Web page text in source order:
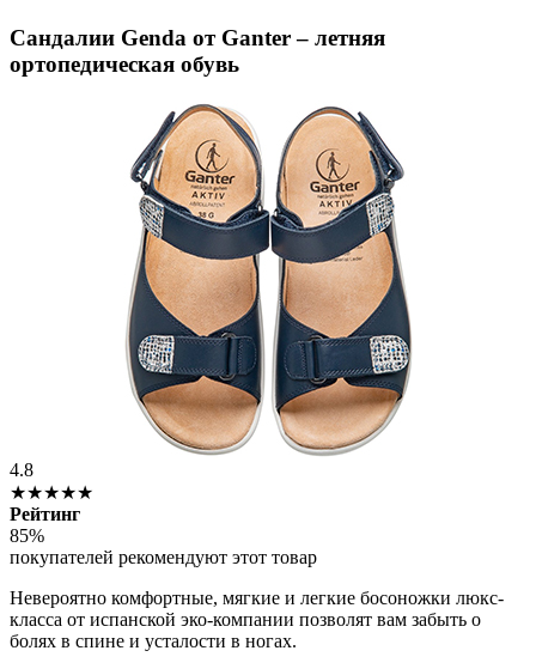
Сандалии Genda от Ganter – летняя
ортопедическая обувь
4.8
★★★★★
Рейтинг
85%
покупателей рекомендуют этот товар
Невероятно комфортные, мягкие и легкие босоножки люкс-
класса от испанской эко-компании позволят вам забыть о
болях в спине и усталости в ногах.